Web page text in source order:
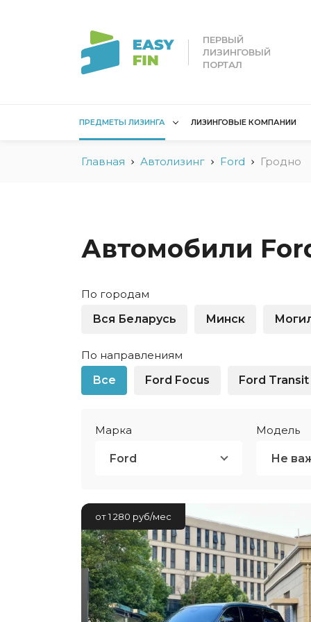
ПЕРВЫЙ
ЛИЗИНГОВЫЙ
ПОРТАЛ
ПРЕДМЕТЫ ЛИЗИНГА
Лизинг для
Грузовые автомобили
Для юридических лиц в
Коммерческий
Легковые автомобили
Малый бизнес
Недвижимость для
Показать все
Лизинг
Водный
Для
физлиц
ЛИЗИНГОВЫЕ КОМПАНИИ
Главная Автолизинг Ford Гродно
Автомобили
По городам
Вся Беларусь
Минск
По направлениям
Все
Ford Focus Ford Transit
Марка
Ford
Модель
Не
от 1 280 руб/мес